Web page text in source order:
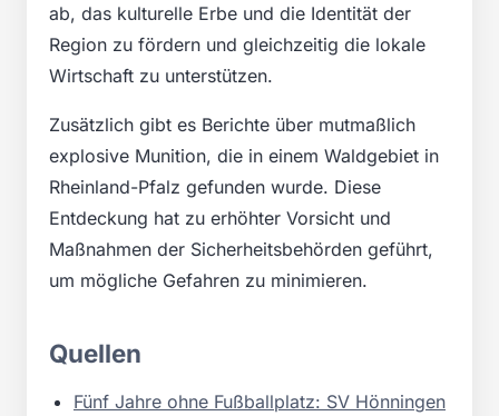
ab, das kulturelle Erbe und die Identität der
Region zu fördern und gleichzeitig die lokale
Wirtschaft zu unterstützen.
Zusätzlich gibt es Berichte über mutmaßlich
explosive Munition, die in einem Waldgebiet in
Rheinland-Pfalz gefunden wurde. Diese
Entdeckung hat zu erhöhter Vorsicht und
Maßnahmen der Sicherheitsbehörden geführt,
um mögliche Gefahren zu minimieren.
Quellen
Fünf Jahre ohne Fußballplatz: SV Hönningen